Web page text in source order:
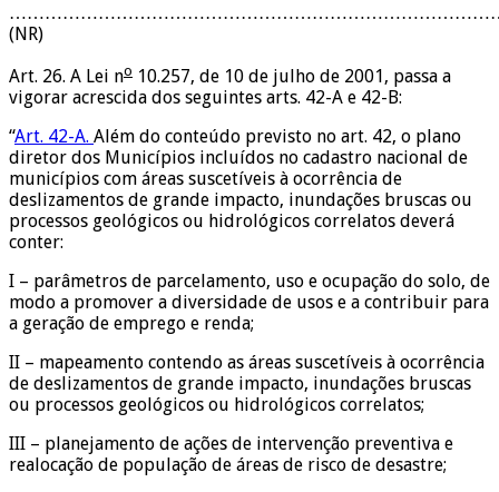
(NR)
Art. 26. A Lei no 10.257, de 10 de julho de 2001, passa a
vigorar acrescida dos seguintes arts. 42-A e 42-B:
“Art. 42-A. Além do conteúdo previsto no art. 42, o plano
diretor dos Municípios incluídos no cadastro nacional de
municípios com áreas suscetíveis à ocorrência de
deslizamentos de grande impacto, inundações bruscas ou
processos geológicos ou hidrológicos correlatos deverá
conter:
I – parâmetros de parcelamento, uso e ocupação do solo, de
modo a promover a diversidade de usos e a contribuir para
a geração de emprego e renda;
II – mapeamento contendo as áreas suscetíveis à ocorrência
de deslizamentos de grande impacto, inundações bruscas
ou processos geológicos ou hidrológicos correlatos;
III – planejamento de ações de intervenção preventiva e
realocação de população de áreas de risco de desastre;